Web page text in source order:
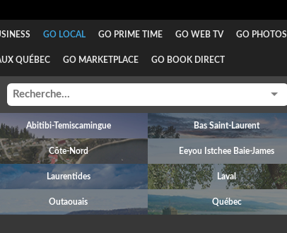
GO LOCAL GO PRIME TIME GO WEB TV GO PHOTOS
QUÉBEC GO MARKETPLACE GO BOOK DIRECT
Abitibi-Temiscamingue Bas Saint-Laurent
Côte-Nord Eeyou Istchee Baie-James
Laurentides Laval
Outaouais Québec